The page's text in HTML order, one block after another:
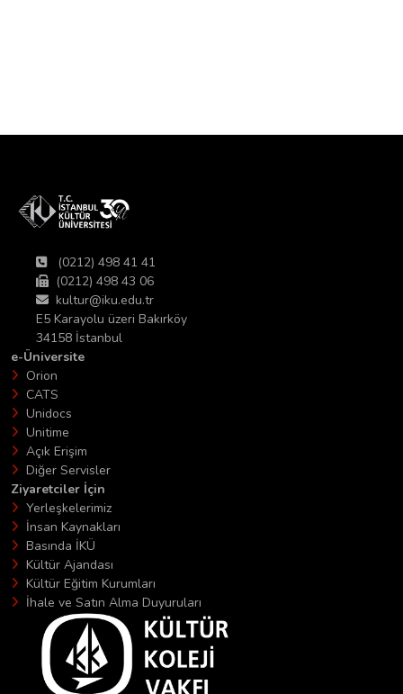
(0212) 498 41 41
(0212) 498 43 06
kultur@iku.edu.tr
E5 Karayolu üzeri Bakırköy
34158 İstanbul
e-Üniversite
Orion
CATS
Unidocs
Unitime
Açık Erişim
Diğer Servisler
Ziyaretciler İçin
Yerleşkelerimiz
İnsan Kaynakları
Basında İKÜ
Kültür Ajandası
Kültür Eğitim Kurumları
İhale ve Satın Alma Duyuruları